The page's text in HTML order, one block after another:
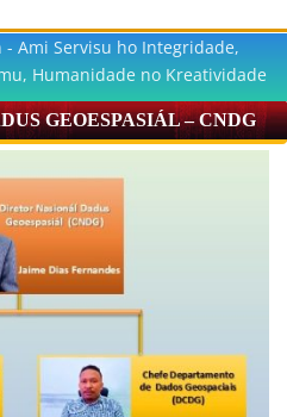
Ami Servisu ho Integridade,
Humanidade no Kreatividade
GEOESPASIÁL – CNDG